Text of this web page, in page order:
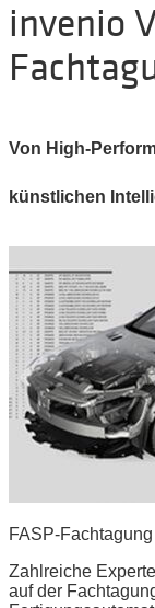
invenio
Von High-
künstlichen
FASP-Fachtagung
Zahlreiche
auf der